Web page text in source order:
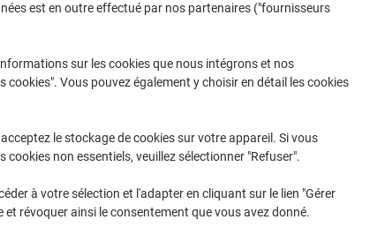
HP Designjet 500 PS Plus (42)
achetéesSe connecter
500 PS Plus (42) (1)
est en outre effectué par nos partenaires ("fournisseurs
sur les cookies que nous intégrons et nos
cookies". Vous pouvez également y choisir en détail les cookies
le stockage de cookies sur votre appareil. Si vous
non essentiels, veuillez sélectionner "Refuser".
à votre sélection et l'adapter en cliquant sur le lien "Gérer
et révoquer ainsi le consentement que vous avez donné.